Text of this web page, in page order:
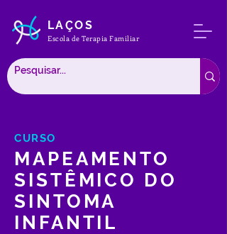
LAÇOS
Escola de Terapia Familiar
CURSO
MAPEAMENTO
SISTÊMICO DO
SINTOMA
INFANTIL